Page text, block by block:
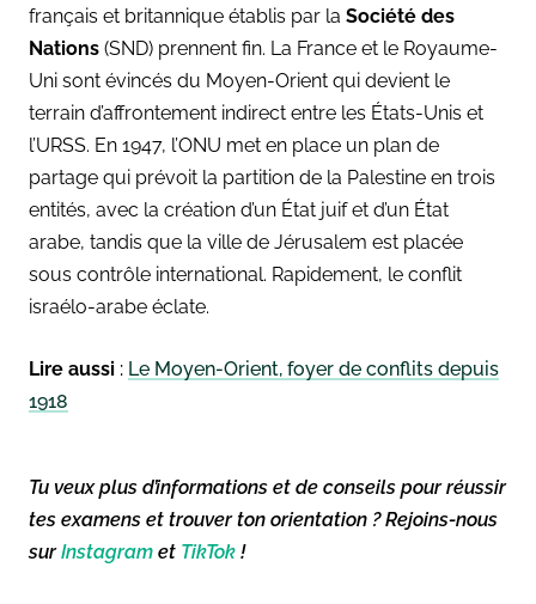
français et britannique établis par la Société des
Nations (SND) prennent fin. La France et le Royaume-
Uni sont évincés du Moyen-Orient qui devient le
terrain d’affrontement indirect entre les États-Unis et
l’URSS. En 1947, l’ONU met en place un plan de
partage qui prévoit la partition de la Palestine en trois
entités, avec la création d’un État juif et d’un État
arabe, tandis que la ville de Jérusalem est placée
sous contrôle international. Rapidement, le conflit
israélo-arabe éclate.
Lire aussi : Le Moyen-Orient, foyer de conflits depuis
1918
Tu veux plus d’informations et de conseils pour réussir
tes examens et trouver ton orientation ? Rejoins-nous
surInstagram et TikTok !